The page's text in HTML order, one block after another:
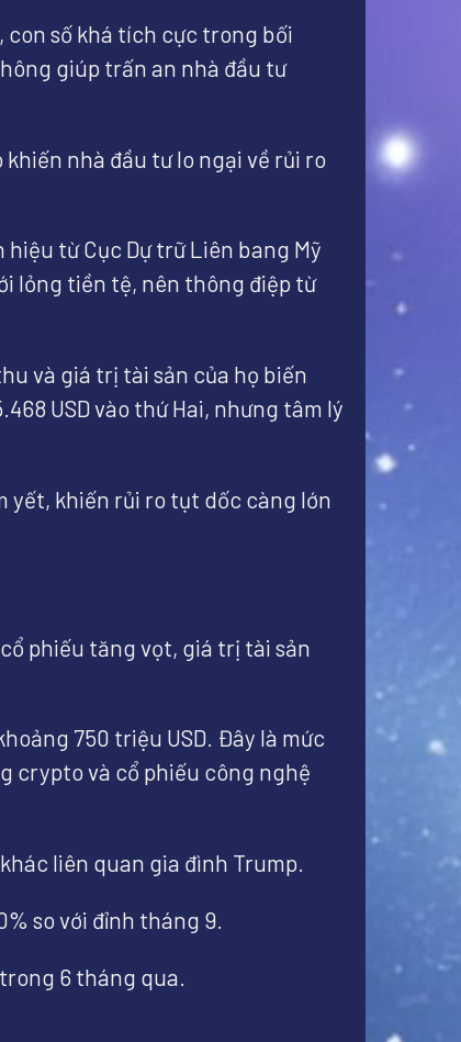
con số khá tích cực trong bối
giúp trấn an nhà đầu tư
nhà đầu tư lo ngại về rủi ro
từ Cục Dự trữ Liên bang Mỹ
lỏng tiền tệ, nên thông điệp từ
và giá trị tài sản của họ biến
USD vào thứ Hai, nhưng tâm lý
yết, khiến rủi ro tụt dốc càng lớn
phiếu tăng vọt, giá trị tài sản
750 triệu USD. Đây là mức
crypto và cổ phiếu công nghệ
liên quan gia đình Trump.
so với đỉnh tháng 9.
6 tháng qua.